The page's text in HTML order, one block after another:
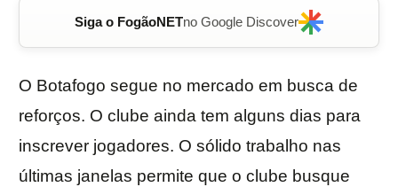
Siga o FogãoNETno Google Discover
O Botafogo segue no mercado em busca de
reforços. O clube ainda tem alguns dias para
inscrever jogadores. O sólido trabalho nas
últimas janelas permite que o clube busque